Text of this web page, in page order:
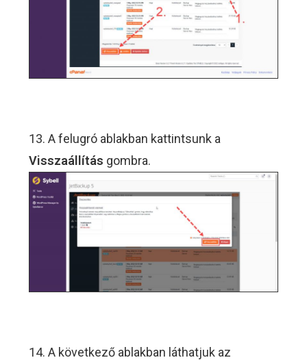
13. A felugró ablakban kattintsunk a
Visszaállítás gombra.
14. A következő ablakban láthatjuk az